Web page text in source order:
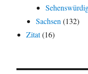
Sachsen (132)
Zitat(16)